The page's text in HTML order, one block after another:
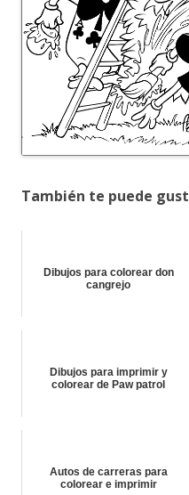
También te puede
Dibujos para colorear don
cangrejo
Dibujos para imprimir y
colorear de Paw patrol
Autos de carreras para
colorear e imprimir